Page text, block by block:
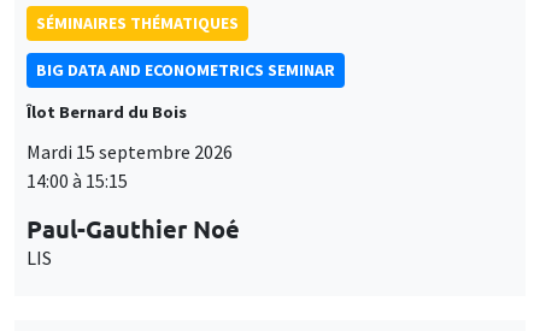
SÉMINAIRES THÉMATIQUES
BIG DATA AND ECONOMETRICS SEMINAR
Îlot Bernard du Bois
Mardi 15 septembre 2026
14:00 à 15:15
Paul-Gauthier Noé
LIS